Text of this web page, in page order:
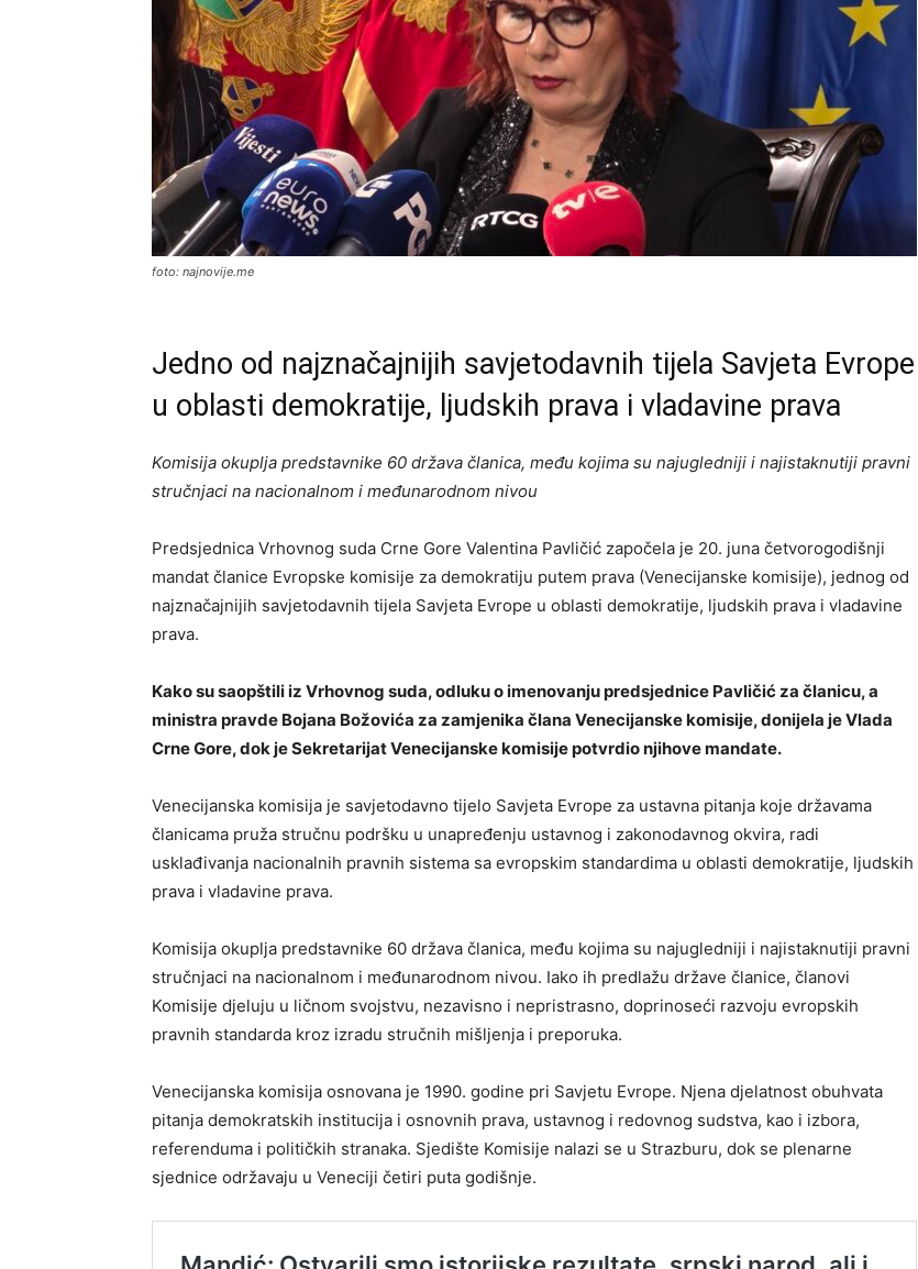
foto: najnovije.me
Jedno od najznačajnijih savjetodavnih tijela Savjeta Evrope
u oblasti demokratije, ljudskih prava i vladavine prava
Komisija okuplja predstavnike 60 država članica, među kojima su najugledniji i najistaknutiji pravni
stručnjaci na nacionalnom i međunarodnom nivou
Predsjednica Vrhovnog suda Crne Gore Valentina Pavličić započela je 20. juna četvorogodišnji
mandat članice Evropske komisije za demokratiju putem prava (Venecijanske komisije), jednog od
najznačajnijih savjetodavnih tijela Savjeta Evrope u oblasti demokratije, ljudskih prava i vladavine
prava.
Kako su saopštili iz Vrhovnog suda, odluku o imenovanju predsjednice Pavličić za članicu, a
ministra pravde Bojana Božovića za zamjenika člana Venecijanske komisije, donijela je Vlada
Crne Gore, dok je Sekretarijat Venecijanske komisije potvrdio njihove mandate.
Venecijanska komisija je savjetodavno tijelo Savjeta Evrope za ustavna pitanja koje državama
članicama pruža stručnu podršku u unapređenju ustavnog i zakonodavnog okvira, radi
usklađivanja nacionalnih pravnih sistema sa evropskim standardima u oblasti demokratije, ljudskih
prava i vladavine prava.
Komisija okuplja predstavnike 60 država članica, među kojima su najugledniji i najistaknutiji pravni
stručnjaci na nacionalnom i međunarodnom nivou. Iako ih predlažu države članice, članovi
Komisije djeluju u ličnom svojstvu, nezavisno i nepristrasno, doprinoseći razvoju evropskih
pravnih standarda kroz izradu stručnih mišljenja i preporuka.
Venecijanska komisija osnovana je 1990. godine pri Savjetu Evrope. Njena djelatnost obuhvata
pitanja demokratskih institucija i osnovnih prava, ustavnog i redovnog sudstva, kao i izbora,
referenduma i političkih stranaka. Sjedište Komisije nalazi se u Strazburu, dok se plenarne
sjednice održavaju u Veneciji četiri puta godišnje.